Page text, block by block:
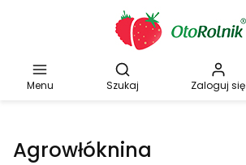
Menu
Otwórz wyszukiwarkę
Szukaj Zaloguj się
Agrowłóknina